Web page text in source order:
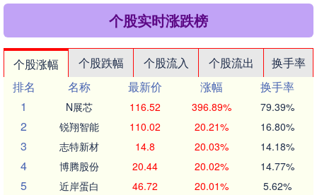
个股实时涨跌榜
个股涨幅 个股跌幅 个股流入 个股流出
换手率
排名
名称 最新价 涨幅
换手率
1
N展芯 116.52 396.89% 79.39%
2 锐翔智能 110.02 20.21% 16.80%
3 志特新材 14.8 20.03% 14.18%
4 博腾股份 20.44 20.02% 14.77%
5 近岸蛋白 46.72 20.01% 5.62%